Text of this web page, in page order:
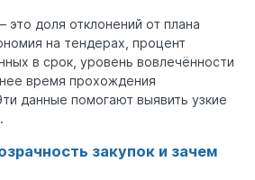
доля отклонений от плана
на тендерах, процент
в срок, уровень вовлечённости
время прохождения
данные помогают выявить узкие
закупок и зачем